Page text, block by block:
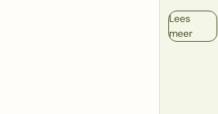
Lees
meer